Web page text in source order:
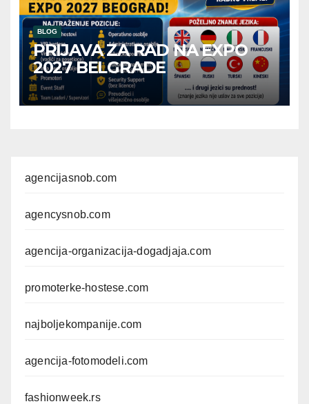
BLOG
PRIJAVA ZA RAD NA EXPO
2027 BELGRADE
agencijasnob.com
agencysnob.com
agencija-organizacija-dogadjaja.com
promoterke-hostese.com
najboljekompanije.com
agencija-fotomodeli.com
fashionweek.rs